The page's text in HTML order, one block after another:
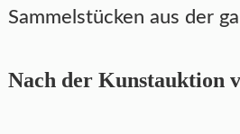
Sammelstücken aus der
Nach der Kunstauktion